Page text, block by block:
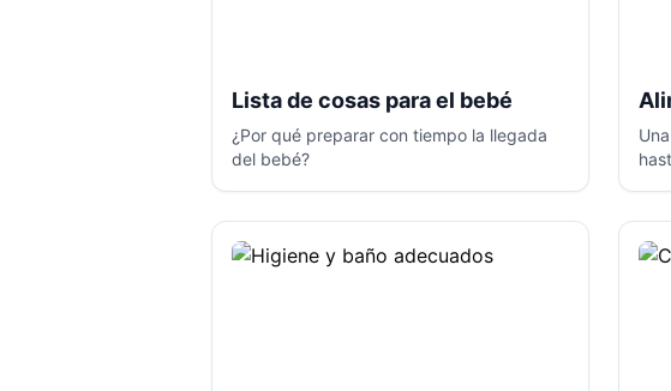
Lista de cosas para el bebé
¿Por qué preparar con tiempo la llegada
del bebé?